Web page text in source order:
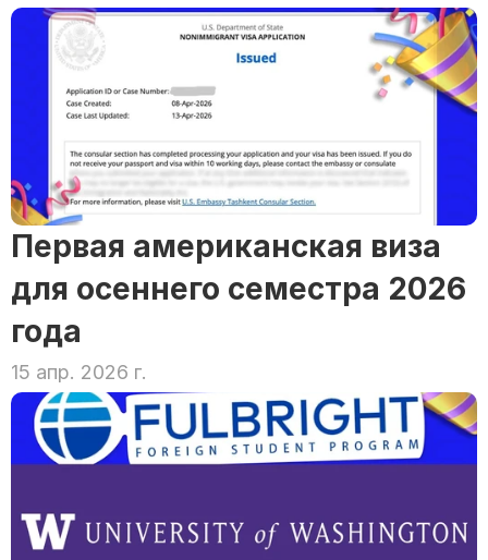
Первая американская виза
для осеннего семестра 2026
года
15 апр. 2026 г.